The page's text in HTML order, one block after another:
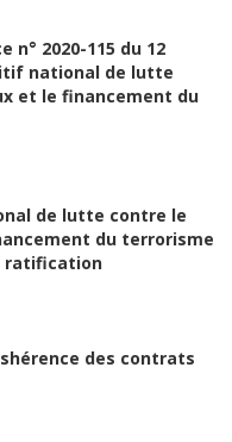
n° 2020-115 du 12
national de lutte
et le financement du
de lutte contre le
du terrorisme
ratification
des contrats